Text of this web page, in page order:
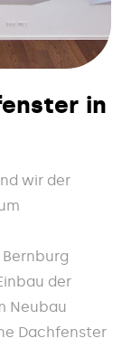
in
wir der
der
Neubau
Dachfenster